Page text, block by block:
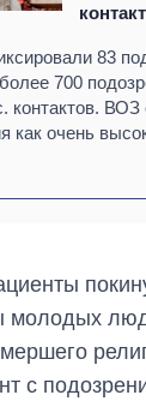
83
700
контактов. ВОЗ
как очень
молодых
с